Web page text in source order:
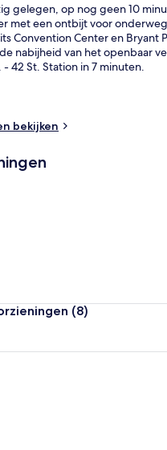
gelegen, op nog geen 10
met een ontbijt voor
Convention Center en
nabijheid van het openbaar
42 St. Station in 7 minuten.
bekijken
(8)